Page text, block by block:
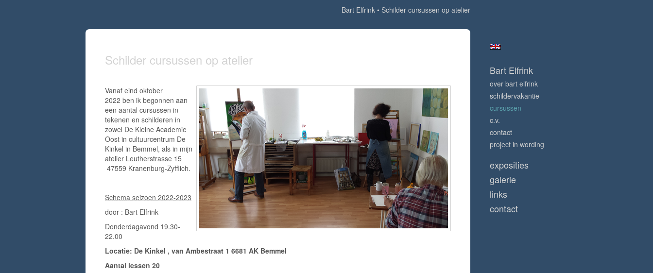
Bart Elfrink Schilder cursussen op atelier
Schilder cursussen op atelier
Vanaf eind oktober
2022 ben ik begonnen aan
een aantal cursussen in
tekenen en schilderen in
zowel De Kleine Academie
Oost in cultuurcentrum De
Kinkel in Bemmel, als in mijn
atelier Leutherstrasse 15
47559 Kranenburg-Zyfflich.
Schema seizoen 2022-2023
door : Bart Elfrink
Donderdagavond 19.30-
22.00
Locatie: De Kinkel , van Ambestraat 1 6681 AK Bemmel
Aantal lessen 20
Bart Elfrink
over bart elfrink
schildervakantie
cursussen
c.v.
contact
project in wording
exposities
galerie
links
contact